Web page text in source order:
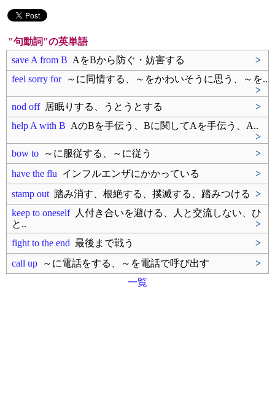
"句動詞"の英単語
save A from B AをBから防ぐ・妨害する
>
feel sorry for～に同情する、～をかわいそうに思う、～を..
>
nod off居眠りする、うとうとする
>
help A with B AのBを手伝う、Bに関してAを手伝う、A..
>
bow to ～に服従する、～に従う
>
have the flu インフルエンザにかかっている
>
stamp out 踏み消す、根絶する、撲滅する、踏みつける >
keep to oneself人付き合いを避ける、人と交流しない、ひ
と..
>
fight to the end 最後まで戦う
>
call up ～に電話をする、～を電話で呼び出す
>
一覧